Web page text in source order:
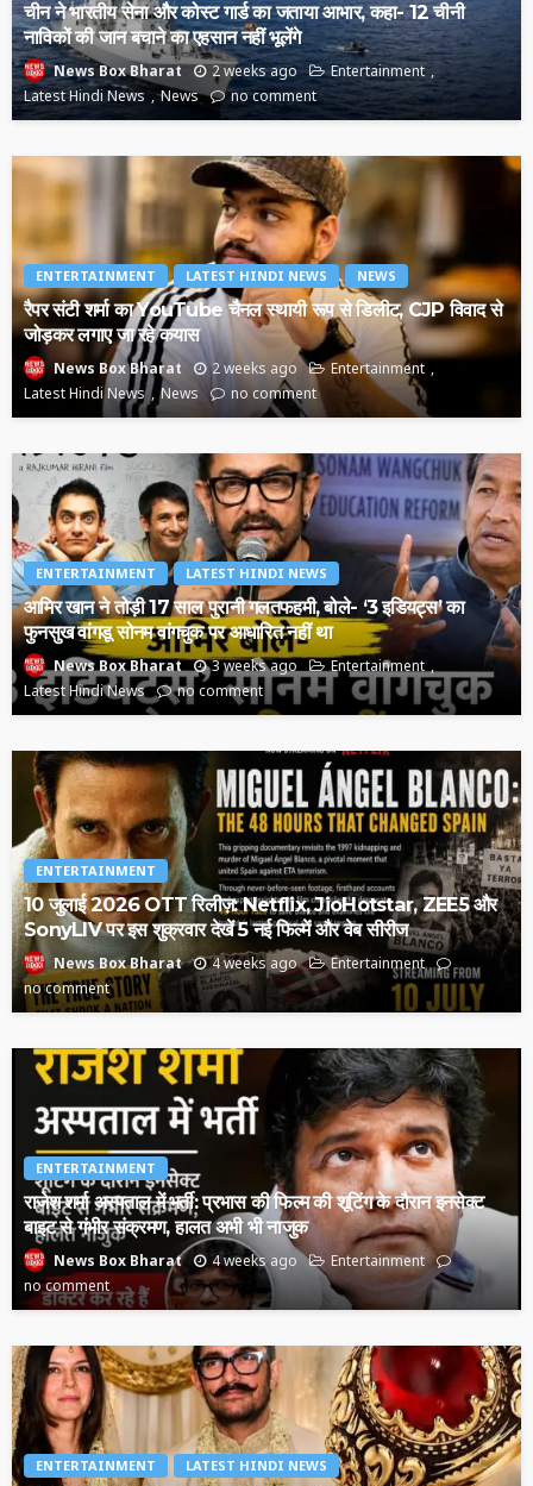
चीन ने भारतीय सेना और कोस्ट गार्ड का जताया आभार, कहा- 12 चीनी
नाविकों की जान बचाने का एहसान नहीं भूलेंगे
News Box Bharat 2 weeks ago
Entertainment
Latest Hindi News
News no comment
ENTERTAINMENT LATEST HINDI NEWS NEWS
रैपर संटी शर्मा का YouTube चैनल स्थायी रूप से डिलीट, CJP विवाद से
जोड़कर लगाए जा रहे कयास
News Box Bharat 2 weeks ago
Entertainment
Latest Hindi News
News no comment
ENTERTAINMENT LATEST HINDI NEWS
आमिर खान ने तोड़ी 17 साल पुरानी गलतफहमी, बोले- ‘3 इडियट्स’ का
फुनसुख वांगडू सोनम वांगचुक पर आधारित नहीं था
News Box Bharat 3 weeks ago
Entertainment
Latest Hindi News
no comment
ENTERTAINMENT
10 जुलाई 2026 OTT रिलीज़: Netflix, JioHotstar, ZEE5 और
SonyLIV पर इस शुक्रवार देखें 5 नई फिल्में और वेब सीरीज
News Box Bharat 4 weeks ago
Entertainment
no comment
ENTERTAINMENT
राजेश शर्मा अस्पताल में भर्ती: प्रभास की फिल्म की शूटिंग के दौरान इनसेक्ट
बाइट से गंभीर संक्रमण, हालत अभी भी नाजुक
News Box Bharat 4 weeks ago
Entertainment
no comment
ENTERTAINMENT LATEST HINDI NEWS